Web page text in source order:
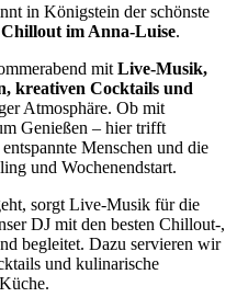
in Königstein der schönste
im Anna-Luise.
mit Live-Musik,
kreativen Cocktails und
Atmosphäre. Ob mit
Genießen – hier trifft
Menschen und die
und Wochenendstart.
sorgt Live-Musik für die
DJ mit den besten Chillout-,
begleitet. Dazu servieren wir
und kulinarische